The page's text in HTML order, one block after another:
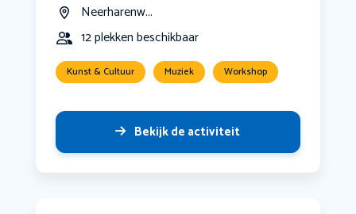
Neerharenw...
12 plekken beschikbaar
Kunst & Cultuur Muziek Workshop
Bekijk de activiteit